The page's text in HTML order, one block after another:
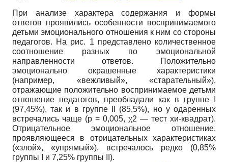
При анализе характера содержания и формы
ответов проявились особенности воспринимаемого
детьми эмоционального отношения к ним со стороны
педагогов. На рис. 1 представлено количественное
соотношение разных по эмоциональной
направленности ответов. Положительно
эмоционально окрашенные характеристики
(например, «вежливый», «старательный»),
отражающие положительно воспринимаемое детьми
отношение педагогов, преобладали как в группе I
(97,45%), так и в группе II (85,5%), но у одаренных
встречались чаще (p = 0,005, χ2 — тест хи-квадрат).
Отрицательное эмоциональное отношение,
проявляющееся в отрицательных характеристиках
(«злой», «упрямый»), встречалось редко (0,85%
группы I и 7,25% группы II).